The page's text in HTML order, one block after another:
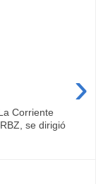
›
Corriente
se dirigió